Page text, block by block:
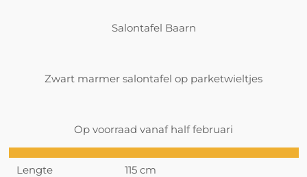
Salontafel Baarn
Zwart marmer salontafel op parketwieltjes
Op voorraad vanaf half februari
Lengte
115 cm